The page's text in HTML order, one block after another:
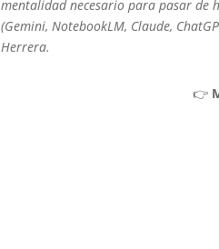
mentalidad necesario para pasar de
(Gemini, NotebookLM, Claude,
Herrera.
👉